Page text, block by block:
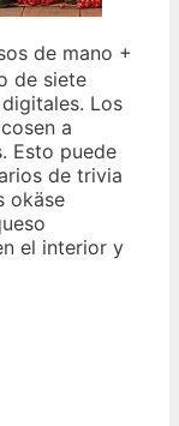
de mano +
de siete
Los
a
Esto puede
de trivia
okäse
el interior y